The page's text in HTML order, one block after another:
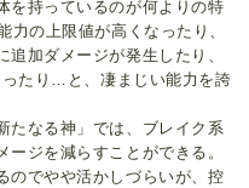
を持っているのが何よりの特
力の上限値が高くなったり、
加ダメージが発生したり、
たり…と、凄まじい能力を誇
たなる神」では、ブレイク系
ジを減らすことができる。
のでやや活かしづらいが、控